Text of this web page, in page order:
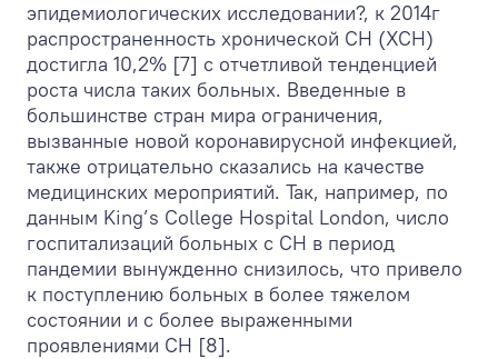
эпидемиологических исследовании?, к 2014г
распространенность хронической СН (ХСН)
достигла 10,2% [7] с отчетливой тенденцией
роста числа таких больных. Введенные в
большинстве стран мира ограничения,
вызванные новой коронавирусной инфекцией,
также отрицательно сказались на качестве
медицинских мероприятий. Так, например, по
данным King’s College Hospital London, число
госпитализаций больных с СН в период
пандемии вынужденно снизилось, что привело
к поступлению больных в более тяжелом
состоянии и с более выраженными
проявлениями СН [8].